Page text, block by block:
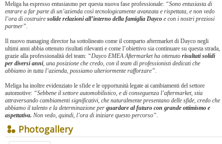
Meliga ha espresso entusiasmo per questa nuova fase professionale: “Sono entusiasta di
entrare a far parte di un’azienda così tecnologicamente avanzata e rispettata, e non vedo
l’ora di costruire solide relazioni all’interno della famiglia Dayco e con i nostri preziosi
partner”.
Il nuovo managing director ha sottolineato come il comparto aftermarket di Dayco negli
ultimi anni abbia ottenuto risultati rilevanti e come l’obiettivo sia continuare su questa strada,
grazie alla professionalità del team: “Dayco EMEA Aftermarket ha ottenuto risultati solidi
per diversi anni, una posizione che credo, con il team di professionisti dedicati che
abbiamo in tutta l’azienda, possiamo ulteriormente rafforzare”.
Meliga ha inoltre evidenziato le sfide e le opportunità legate ai cambiamenti del settore
automotive: “Sebbene il settore automobilistico, e di conseguenza l’aftermarket, stia
attraversando cambiamenti significativi, che naturalmente presentano delle sfide, credo che
abbiamo il talento e la determinazione per guardare al futuro con grande ottimismo e
aspettativa. Non vedo, quindi, l’ora di iniziare questo percorso”.
Photogallery